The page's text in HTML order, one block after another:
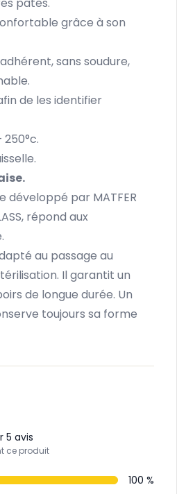
grâce à son
sans soudure,
de les identifier
développé par MATFER
répond aux
au passage au
Il garantit un
de longue durée. Un
toujours sa forme
5 avis
ce produit
100 %